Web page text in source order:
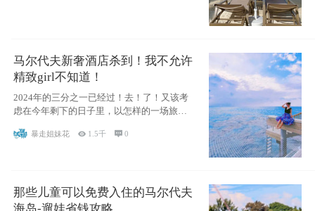
马尔代夫新奢酒店杀到！我不允许
精致girl不知道！
2024年的三分之一已经过！去！了！又该考
虑在今年剩下的日子里，以怎样的一场旅行
暴走姐妹花  1.5千 0
那些儿童可以免费入住的马尔代夫